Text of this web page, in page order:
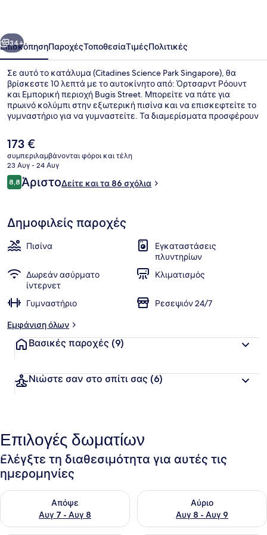
Επόμενο
34+
ΕπισκόπησηΠαροχέςΤοποθεσίαΤιμέςΠολιτικές
Σε αυτό το κατάλυμα (Citadines Science Park Singapore), θα
βρίσκεστε 10 λεπτά με το αυτοκίνητο από: Όρτσαρντ Ρόουντ
και Εμπορική περιοχή Bugis Street. Μπορείτε να πάτε για
πρωινό κολύμπι στην εξωτερική πισίνα και να επισκεφτείτε το
γυμναστήριο για να γυμναστείτε. Τα διαμερίσματα προσφέρουν
παντόφλες, καθώς και τηλεοράσεις με επίπεδη οθόνη και
δωρεάν WiFi. Το κατάλυμα βρίσκεται πολύ κοντά με τα πόδια
από τα μέσα μαζικής μεταφοράς: το σημείο επιβίβασης
Σταθμός Kent Ridge βρίσκεται σε απόσταση 8 λεπτών.
Η
τρέχουσα
τιμή
είναι
173 €
173 €
συμπεριλαμβάνονται φόροι και τέλη
23 Αυγ - 24 Αυγ
Σχόλια
8,88,8 στα 10
ΆριστοΔείτε και τα 86 σχόλια
Δημοφιλείς παροχές
Πισίνα
Εγκαταστάσεις
πλυντηρίων
Δωρεάν ασύρματο
ίντερνετ
Κλιματισμός
Γυμναστήριο
Ρεσεψιόν 24/7
Εμφάνιση όλων
Βασικές παροχές (9)
Νιώστε σαν στο σπίτι σας (6)
Επιλογές δωματίων
Ελέγξτε τη διαθεσιμότητα για αυτές τις
ημερομηνίες
Απόψε
Αυγ 7 - Αυγ 8
Έλεγχος διαθεσιμότητας για απόψε Αυγ 7 - Αυγ 8
Αύριο
Αυγ 8 - Αυγ 9
Έλεγχος διαθεσιμότητας